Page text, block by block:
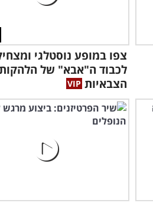
צפו במופע נוסטלגי
לכבוד ה"אבא" של
הצבאיות